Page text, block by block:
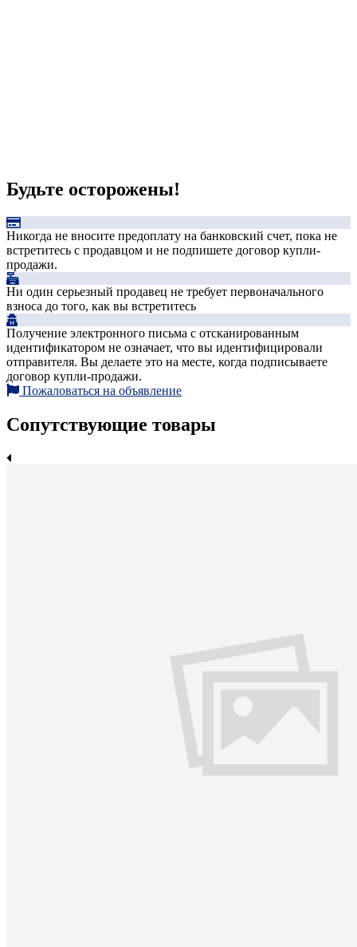
Будьте осторожены!
Никогда не вносите предоплату на банковский счет, пока не
встретитесь с продавцом и не подпишете договор купли-
продажи.
Ни один серьезный продавец не требует первоначального
взноса до того, как вы встретитесь
Получение электронного письма с отсканированным
идентификатором не означает, что вы идентифицировали
отправителя. Вы делаете это на месте, когда подписываете
договор купли-продажи.
Пожаловаться на объявление
Сопутствующие товары